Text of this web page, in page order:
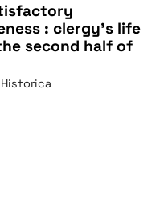
: clergy's life
second half of